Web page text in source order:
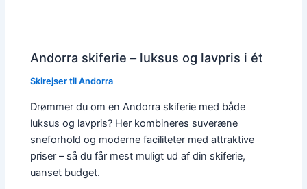
Andorra skiferie – luksus og lavpris i ét
Skirejser til Andorra
Drømmer du om en Andorra skiferie med både
luksus og lavpris? Her kombineres suveræne
sneforhold og moderne faciliteter med attraktive
priser – så du får mest muligt ud af din skiferie,
uanset budget.